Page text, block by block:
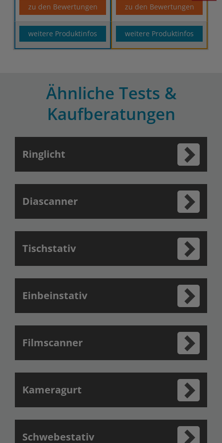
zu den Bewertungen zu den Bewertungen
weitere Produktinfos weitere Produktinfos
Ähnliche Tests &
Kaufberatungen
Ringlicht
Diascanner
Tischstativ
Einbeinstativ
Filmscanner
Kameragurt
Schwebestativ